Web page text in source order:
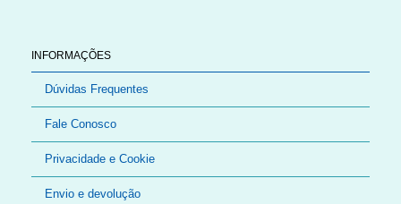
INFORMAÇÕES
Dúvidas Frequentes
Fale Conosco
Privacidade e Cookie
Envio e devolução